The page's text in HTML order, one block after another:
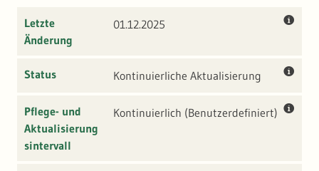
Bewirtschaftungsform notwendig.
Letzte
Änderung
01.12.2025
Status Kontinuierliche Aktualisierung
Pflege- und
Aktualisierung
sintervall
Kontinuierlich (benutzerdefiniert)